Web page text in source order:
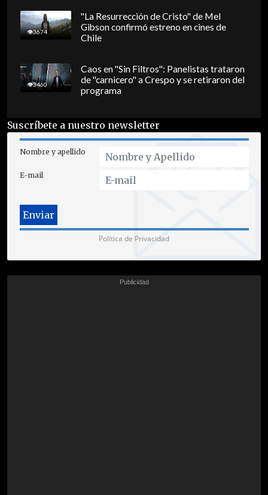
3674
"La Resurrección de Cristo" de Mel
Gibson confirmó estreno en cines de
Chile
3460
Caos en "Sin Filtros": Panelistas trataron
de "carnicero" a Crespo y se retiraron del
programa
Suscríbete a nuestro newsletter
Nombre y apellido
E-mail
Política de Privacidad